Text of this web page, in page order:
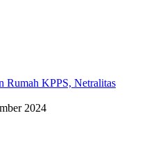
Rumah KPPS, Netralitas
2024